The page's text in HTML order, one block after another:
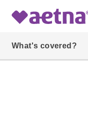
What's covered?